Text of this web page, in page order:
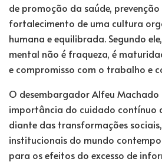
de promoção da saúde,
fortalecimento de uma cultura
humana e equilibrada. Segundo
mental não é fraqueza, é
e compromisso com o trabalho e
O desembargador Alfeu
importância do cuidado contínuo
diante das transformações
institucionais do mundo
para os efeitos do excesso de